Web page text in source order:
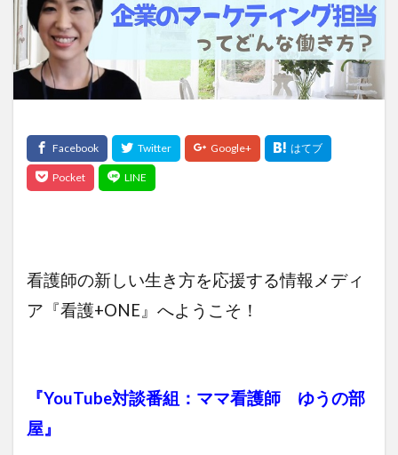
看護師の新しい生き方を応援する情報メディ
ア『看護+ONE』へようこそ！
『YouTube対談番組：ママ看護師 ゆうの部
屋』